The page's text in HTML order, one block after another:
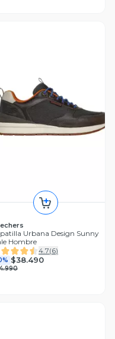
Urbana Design Sunny
Hombre
4.7(6)
$38.490